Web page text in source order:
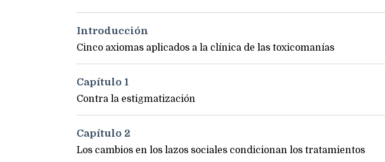
Introducción
Cinco axiomas aplicados a la clínica de las toxicomanías
Capítulo 1
Contra la estigmatización
Capítulo 2
Los cambios en los lazos sociales condicionan los tratamientos